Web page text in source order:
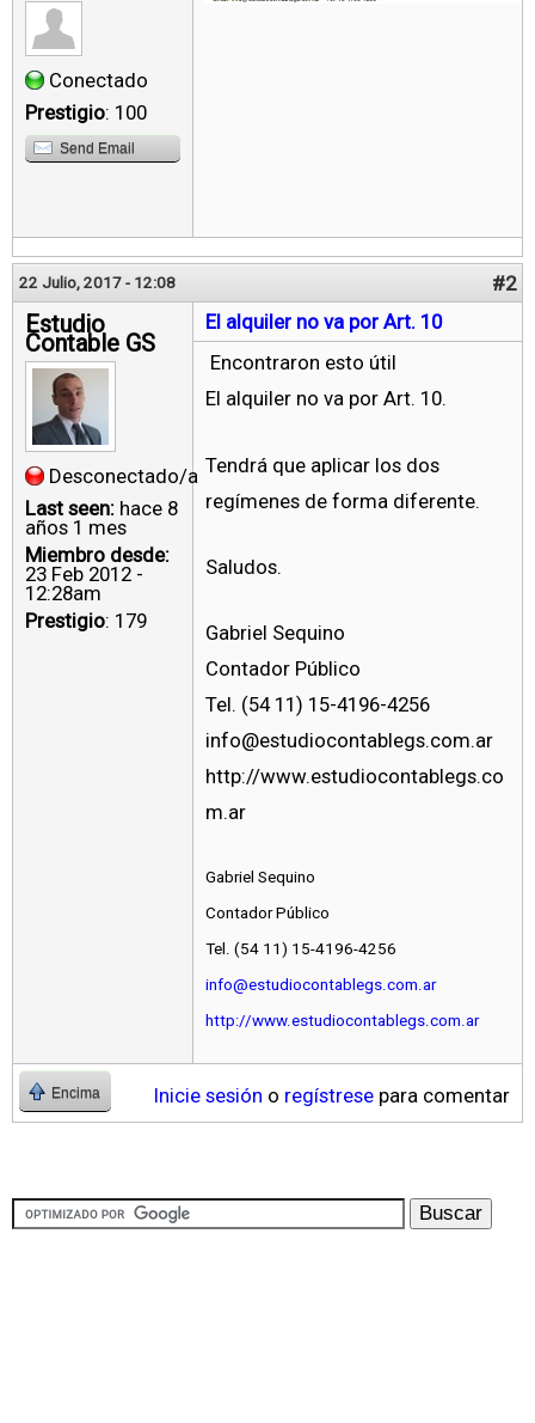
Conectado
Prestigio: 100
Send Email
22 Julio, 2017 - 12:08 #2
Estudio
Contable GS
Desconectado/a
Last seen: hace 8
años 1 mes
Miembro desde:
23 Feb 2012 -
12:28am
Prestigio: 179
El alquiler no va por Art. 10
Encontraron esto útil
El alquiler no va por Art. 10.
Tendrá que aplicar los dos
regímenes de forma diferente.
Saludos.
Gabriel Sequino
Contador Público
Tel. (54 11) 15-4196-4256
info@estudiocontablegs.com.ar
http://www.estudiocontablegs.co
m.ar
Gabriel Sequino
Contador Público
Tel. (54 11) 15-4196-4256
info@estudiocontablegs.com.ar
http://www.estudiocontablegs.com.ar
Encima Inicie sesión o regístrese para comentar